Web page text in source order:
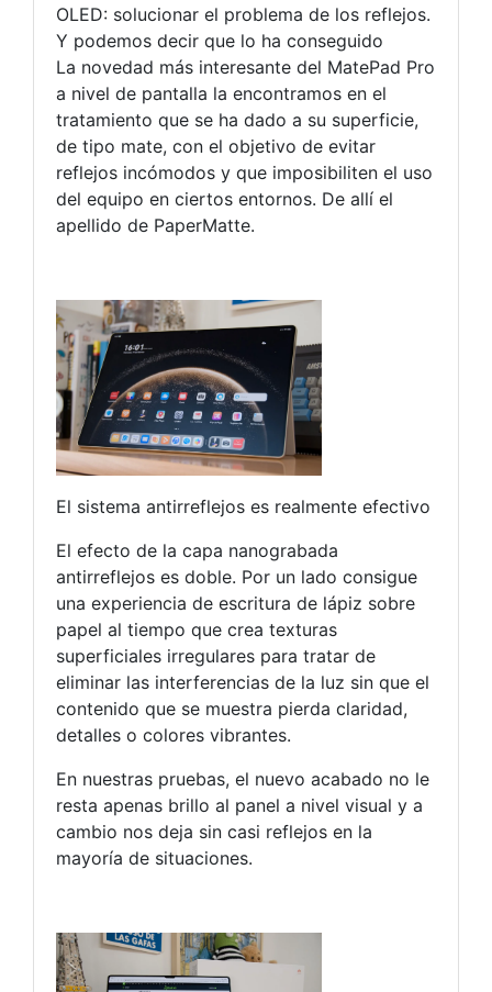
OLED: solucionar el problema de los reflejos.
Y podemos decir que lo ha conseguido
La novedad más interesante del MatePad Pro
a nivel de pantalla la encontramos en el
tratamiento que se ha dado a su superficie,
de tipo mate, con el objetivo de evitar
reflejos incómodos y que imposibiliten el uso
del equipo en ciertos entornos. De allí el
apellido de PaperMatte.
El sistema antirreflejos es realmente efectivo
El efecto de la capa nanograbada
antirreflejos es doble. Por un lado consigue
una experiencia de escritura de lápiz sobre
papel al tiempo que crea texturas
superficiales irregulares para tratar de
eliminar las interferencias de la luz sin que el
contenido que se muestra pierda claridad,
detalles o colores vibrantes.
En nuestras pruebas, el nuevo acabado no le
resta apenas brillo al panel a nivel visual y a
cambio nos deja sin casi reflejos en la
mayoría de situaciones.